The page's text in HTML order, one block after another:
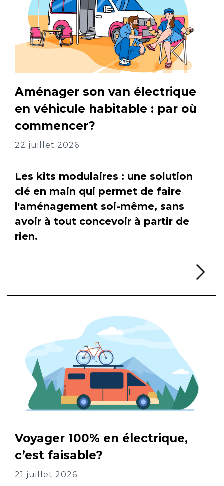
Aménager son van électrique
en véhicule habitable : par où
commencer?
22 juillet 2026
Les kits modulaires : une solution
clé en main qui permet de faire
l'aménagement soi-même, sans
avoir à tout concevoir à partir de
rien.
Voyager 100% en électrique,
c’est faisable?
21 juillet 2026